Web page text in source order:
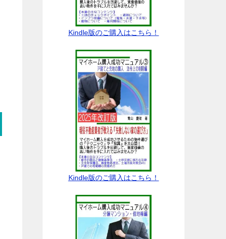
Kindle版のご購入はこちら！
Kindle版のご購入はこちら！